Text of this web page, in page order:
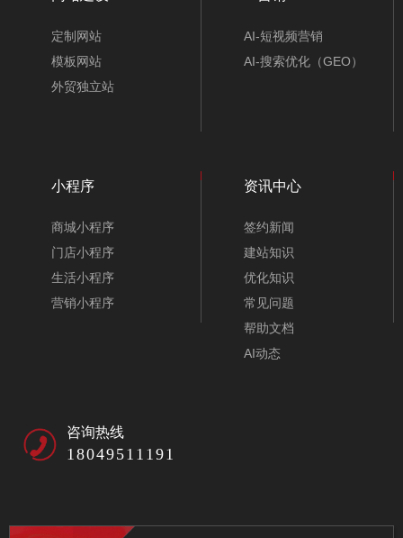
定制网站
模板网站
外贸独立站
AI-短视频营销
AI-搜索优化（GEO）
小程序
商城小程序
门店小程序
生活小程序
营销小程序
资讯中心
签约新闻
建站知识
优化知识
常见问题
帮助文档
AI动态
咨询热线
18049511191